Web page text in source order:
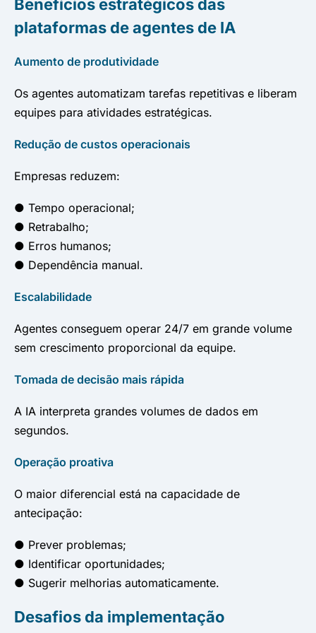
Benefícios estratégicos das
plataformas de agentes de IA
Aumento de produtividade
Os agentes automatizam tarefas repetitivas e liberam
equipes para atividades estratégicas.
Redução de custos operacionais
Empresas reduzem:
● Tempo operacional;
● Retrabalho;
● Erros humanos;
● Dependência manual.
Escalabilidade
Agentes conseguem operar 24/7 em grande volume
sem crescimento proporcional da equipe.
Tomada de decisão mais rápida
A IA interpreta grandes volumes de dados em
segundos.
Operação proativa
O maior diferencial está na capacidade de
antecipação:
● Prever problemas;
● Identificar oportunidades;
● Sugerir melhorias automaticamente.
Desafios da implementação